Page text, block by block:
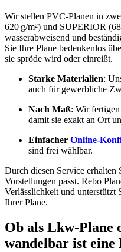
Wir stellen PVC-Planen in
620 g/m²) und SUPERIOR
wasserabweisend und
Sie Ihre Plane bedenkenlos
sie spröde wird oder einreißt.
Starke Materialien:
auch für gewerbliche
Nach Maß: Wir
damit sie exakt an Ort
Einfacher Online-
sind frei wählbar.
Durch diesen Service erhalten
Vorstellungen passt. Rebo
Verlässlichkeit und unterstützt
Ihrer Plane.
Ob als Lkw-Plane
wandelbar ist eine